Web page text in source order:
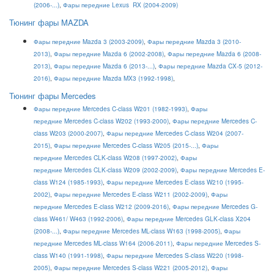
(2006-...), Фары передние Lexus RX (2004-2009)
Тюнинг фары MAZDA
Фары передние Mazda 3 (2003-2009), Фары передние Mazda 3 (2010-
2013), Фары передние Mazda 6 (2002-2008), Фары передние Mazda 6 (2008-
2013), Фары передние Mazda 6 (2013-...), Фары передние Mazda CX-5 (2012-
2016), Фары передние Mazda MX3 (1992-1998),
Тюнинг фары Mercedes
Фары передние Mercedes C-class W201 (1982-1993), Фары
передние Mercedes C-class W202 (1993-2000), Фары передние Mercedes C-
class W203 (2000-2007), Фары передние Mercedes C-class W204 (2007-
2015), Фары передние Mercedes C-class W205 (2015-...), Фары
передние Mercedes CLK-class W208 (1997-2002), Фары
передние Mercedes CLK-class W209 (2002-2009), Фары передние Mercedes E-
class W124 (1985-1993), Фары передние Mercedes E-class W210 (1995-
2002), Фары передние Mercedes E-class W211 (2002-2009), Фары
передние Mercedes E-class W212 (2009-2016), Фары передние Mercedes G-
class W461/ W463 (1992-2006), Фары передние Mercedes GLK-class X204
(2008-...), Фары передние Mercedes ML-class W163 (1998-2005), Фары
передние Mercedes ML-class W164 (2006-2011), Фары передние Mercedes S-
class W140 (1991-1998), Фары передние Mercedes S-class W220 (1998-
2005), Фары передние Mercedes S-class W221 (2005-2012), Фары